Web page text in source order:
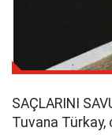
SAÇLARINI
Tuvana